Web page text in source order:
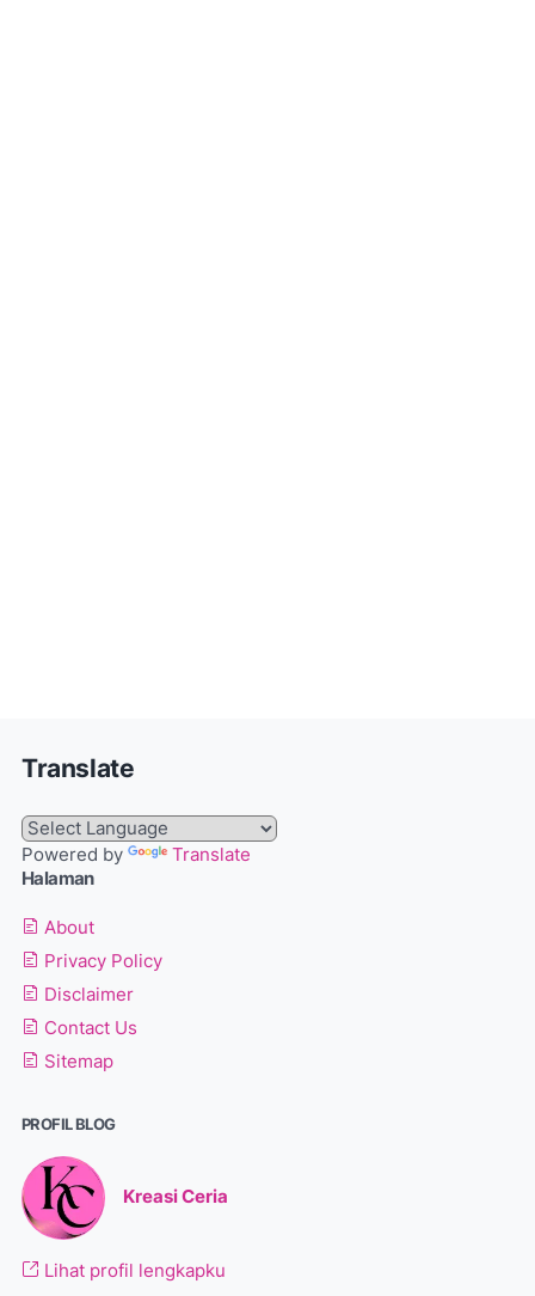
Translate
Powered by
Translate
Halaman
About
Privacy Policy
Disclaimer
Contact Us
Sitemap
PROFIL BLOG
Kreasi Ceria
Lihat profil lengkapku